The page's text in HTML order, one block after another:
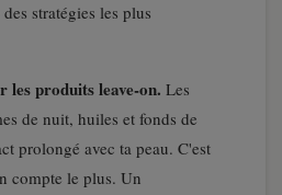
stratégies les plus
les produits leave-on. Les
de nuit, huiles et fonds de
prolongé avec ta peau. C'est
compte le plus. Un